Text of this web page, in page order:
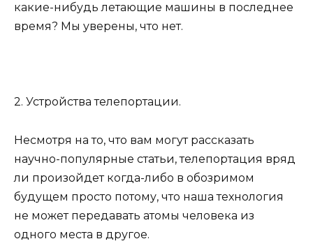
какие-нибудь летающие машины в последнее
время? Мы уверены, что нет.
2. Устройства телепортации.
Несмотря на то, что вам могут рассказать
научно-популярные статьи, телепортация вряд
ли произойдет когда-либо в обозримом
будущем просто потому, что наша технология
не может передавать атомы человека из
одного места в другое.